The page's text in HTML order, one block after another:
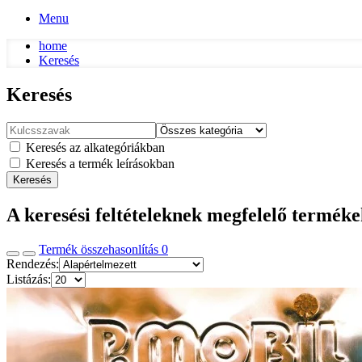
Menu
home
Keresés
Keresés
Keresés az alkategóriákban
Keresés a termék leírásokban
Keresés
A keresési feltételeknek megfelelő
Termék összehasonlítás 0
Rendezés:
Listázás: